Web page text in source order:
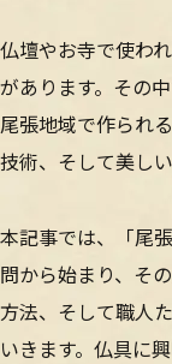
仏壇やお寺で使わ
があります。その
尾張地域で作られ
技術、そして美し
本記事では、「尾
問から始まり、そ
方法、そして職人
いきます。仏具に